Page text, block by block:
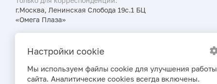
г.Москва, Ленинская Слобода 19с.1 БЦ
«Омега Плаза»
акциях и новостях первыми
Настройки cookie
Мы используем файлы cookie для улучшения работы
сайта. Аналитические cookies всегда включены.